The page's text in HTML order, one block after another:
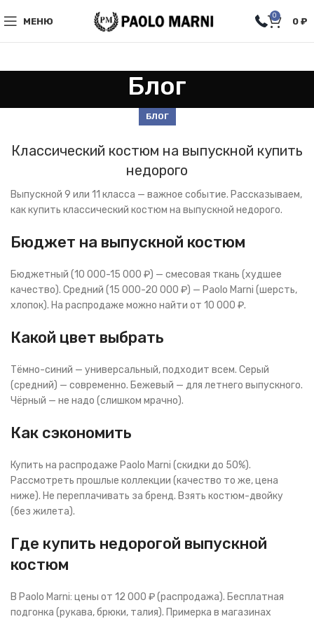
МЕНЮ
0
0 ₽
Блог
БЛОГ
Классический костюм на выпускной купить
недорого
Выпускной 9 или 11 класса — важное событие. Рассказываем,
как купить классический костюм на выпускной недорого.
Бюджет на выпускной костюм
Бюджетный (10 000-15 000 ₽) — смесовая ткань (худшее
качество). Средний (15 000-20 000 ₽) — Paolo Marni (шерсть,
хлопок). На распродаже можно найти от 10 000 ₽.
Какой цвет выбрать
Тёмно-синий — универсальный, подходит всем. Серый
(средний) — современно. Бежевый — для летнего выпускного.
Чёрный — не надо (слишком мрачно).
Как сэкономить
Купить на распродаже Paolo Marni (скидки до 50%).
Рассмотреть прошлые коллекции (качество то же, цена
ниже). Не переплачивать за бренд. Взять костюм-двойку
(без жилета).
Где купить недорогой выпускной
костюм
В Paolo Marni: цены от 12 000 ₽ (распродажа). Бесплатная
подгонка (рукава, брюки, талия). Примерка в магазинах